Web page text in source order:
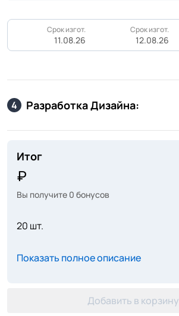
Срок изгот.
11.08.26
Срок изгот.
12.08.26
4 Разработка Дизайна:
Итог
Вы получите 0 бонусов
20 шт.
Показать полное описание
Добавить в корзину